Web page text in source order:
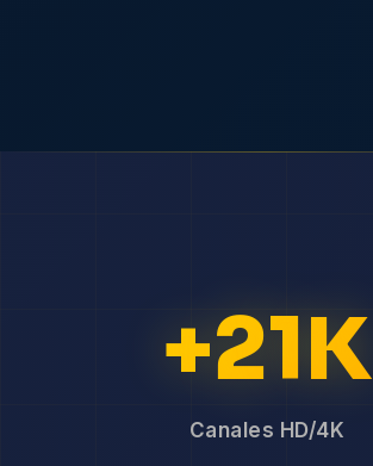
+21K
Canales HD/4K